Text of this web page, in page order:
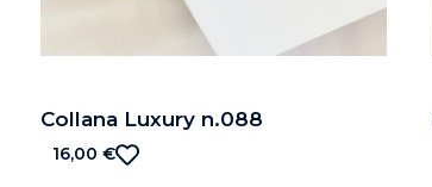
Collana Luxury n.088
16,00 €